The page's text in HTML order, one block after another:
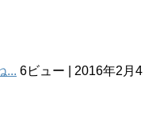
... 6ビュー
2016年2月4